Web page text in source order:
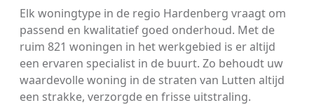
Elk woningtype in de regio Hardenberg vraagt om
passend en kwalitatief goed onderhoud. Met de
ruim 821 woningen in het werkgebied is er altijd
een ervaren specialist in de buurt. Zo behoudt uw
waardevolle woning in de straten van Lutten altijd
een strakke, verzorgde en frisse uitstraling.